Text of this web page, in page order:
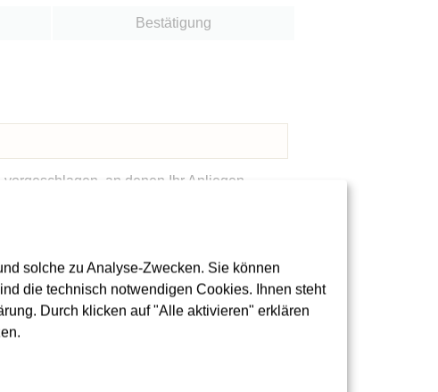
solche zu Analyse-Zwecken. Sie können
die technisch notwendigen Cookies. Ihnen steht
Durch klicken auf "Alle aktivieren" erklären